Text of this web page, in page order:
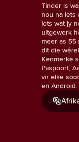
Tinder is
nou na iets
iets wat jy
uitgewerk
meer as 55
dit die
Kenmerke
Paspoort,
vir elke
en Android.